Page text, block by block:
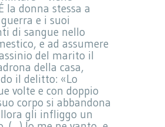
la donna stessa a
e i suoi
di sangue nello
e ad assumere
del marito il
della casa,
il delitto: «Lo
volte e con doppio
corpo si abbandona
gli infliggo un